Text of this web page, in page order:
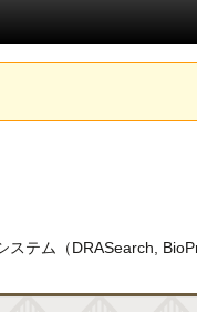
テム（DRASearch,